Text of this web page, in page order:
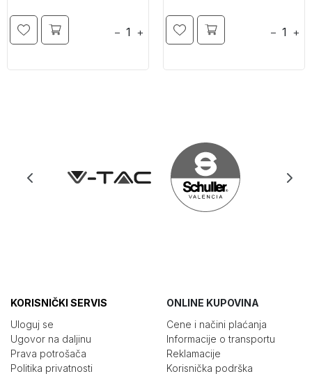
− + − +
KORISNIČKI SERVIS
Uloguj se
Ugovor na daljinu
Prava potrošača
Politika privatnosti
ONLINE KUPOVINA
Cene i načini plaćanja
Informacije o transportu
Reklamacije
Korisnička podrška